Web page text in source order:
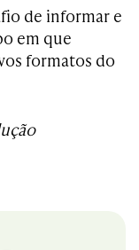
de informar e
em que
formatos do